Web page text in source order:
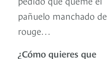
pañuelo manchado de
rouge…
¿Cómo quieres que